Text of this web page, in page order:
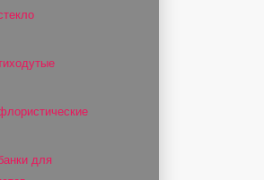
для